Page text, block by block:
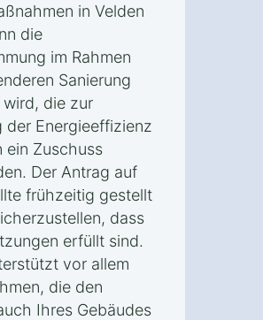
in Velden
die
im Rahmen
Sanierung
die zur
der Energieeffizienz
ein Zuschuss
Der Antrag auf
frühzeitig gestellt
dass
erfüllt sind.
vor allem
die den
Ihres Gebäudes